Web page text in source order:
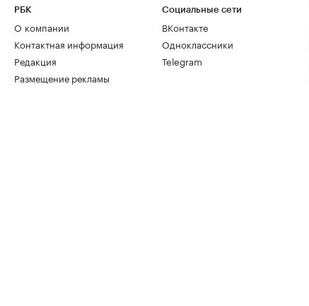
РБК
О компании
Контактная информация
Редакция
Размещение рекламы
Социальные сети
ВКонтакте
Одноклассники
Telegram